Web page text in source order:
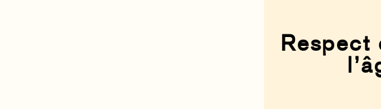
Respect